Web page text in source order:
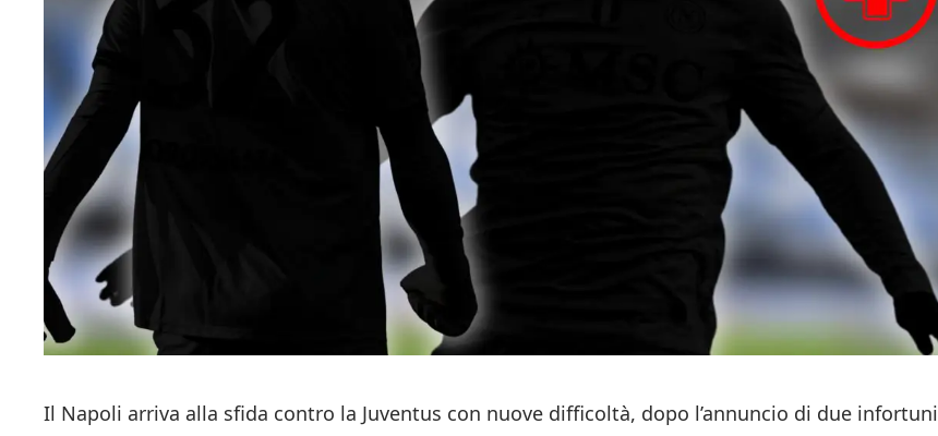
Il Napoli arriva alla sfida contro la Juventus con nuove difficoltà, dopo l’annuncio di due infortuni